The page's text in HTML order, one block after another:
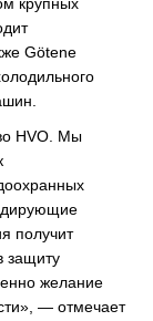
Götene
HVO. Мы
получит
защиту
желание
— отмечает